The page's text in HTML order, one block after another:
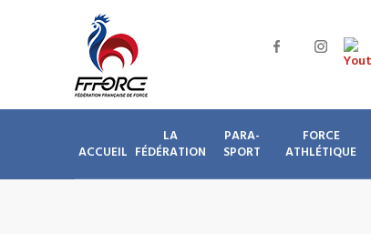
ACCUEIL
LA
FÉDÉRATION
PARA-
SPORT
FORCE
ATHLÉTIQUE